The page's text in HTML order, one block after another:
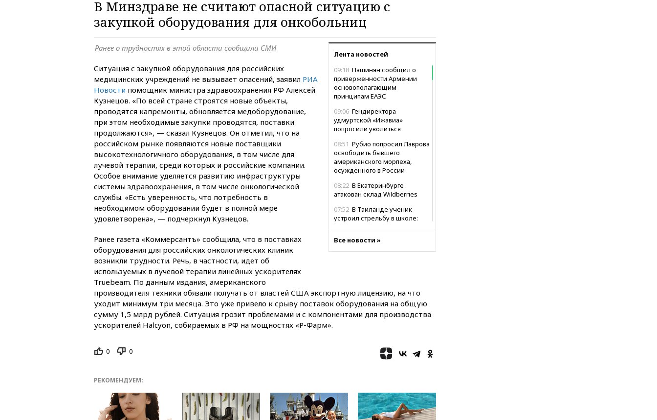
В Минздраве не считают опасной ситуацию с
закупкой оборудования для онкобольниц
Лента новостей
09:18 Пашинян сообщил о
приверженности Армении
основополагающим
принципам ЕАЭС
09:06 Гендиректора
удмуртской «Ижавиа»
попросили уволиться
08:51 Рубио попросил Лаврова
освободить бывшего
американского морпеха,
осужденного в России
08:22 В Екатеринбурге
атакован склад Wildberries
07:52 В Таиланде ученик
устроил стрельбу в школе:
07:00 Лесной пожар в 30
километрах от Ванкувера
вреде психическому
здоровью детей
05:51Трамп подписал указ
Суд взыскал почти 5 млн
рублей в пользу семьи
рассорить Россию и Казахстан
обречены на провал
Все новости »
Ранее о трудностях в этой области сообщили СМИ
Ситуация с закупкой оборудования для российских
медицинских учреждений не вызывает опасений, заявил РИА
Новости помощник министра здравоохранения РФ Алексей
Кузнецов. «По всей стране строятся новые объекты,
проводятся капремонты, обновляется медоборудование,
при этом необходимые закупки проводятся, поставки
продолжаются», — сказал Кузнецов. Он отметил, что на
российском рынке появляются новые поставщики
высокотехнологичного оборудования, в том числе для
лучевой терапии, среди которых и российские компании.
Особое внимание уделяется развитию инфраструктуры
системы здравоохранения, в том числе онкологической
службы. «Есть уверенность, что потребность в
необходимом оборудовании будет в полной мере
удовлетворена», — подчеркнул Кузнецов.
Ранее газета «Коммерсантъ» сообщила, что в поставках
оборудования для российских онкологических клиник
возникли трудности. Речь, в частности, идет об
используемых в лучевой терапии линейных ускорителях
Truebeam. По данным издания, американского
производителя техники обязали получать от властей США экспортную лицензию, на что
уходит минимум три месяца. Это уже привело к срыву поставок оборудования на общую
сумму 1,5 млрд рублей. Ситуация грозит проблемами и с компонентами для производства
ускорителей Halcyon, собираемых в РФ на мощностях «Р-Фарм».
0 0
РЕКОМЕНДУЕМ: